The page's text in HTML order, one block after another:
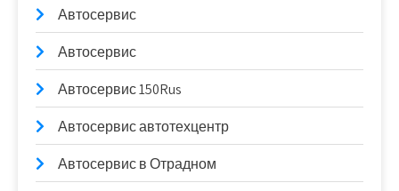
Автосервис
Автосервис
Автосервис 150Rus
Автосервис автотехцентр
Автосервис в Отрадном